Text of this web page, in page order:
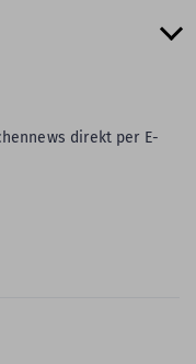
direkt per E-